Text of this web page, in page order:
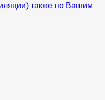
также по Вашим